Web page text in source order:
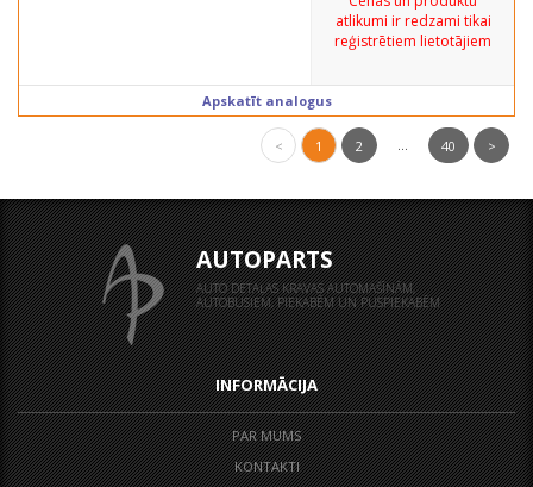
atlikumi ir redzami tikai
reģistrētiem lietotājiem
Apskatīt analogus
< 1 2 ... 40 >
AUTOPARTS
AUTO DETAĻAS KRAVAS AUTOMAŠĪNĀM,
AUTOBUSIEM, PIEKABĒM UN PUSPIEKABĒM
INFORMĀCIJA
PAR MUMS
KONTAKTI